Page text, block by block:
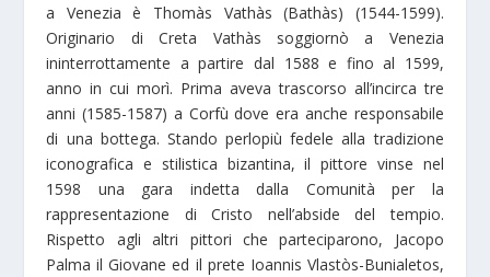
a Venezia è Thomàs Vathàs (Bathàs) (1544-1599).
Originario di Creta Vathàs soggiornò a Venezia
ininterrottamente a partire dal 1588 e fino al 1599,
anno in cui morì. Prima aveva trascorso all’incirca tre
anni (1585-1587) a Corfù dove era anche responsabile
di una bottega. Stando perlopiù fedele alla tradizione
iconografica e stilistica bizantina, il pittore vinse nel
1598 una gara indetta dalla Comunità per la
rappresentazione di Cristo nell’abside del tempio.
Rispetto agli altri pittori che parteciparono, Jacopo
Palma il Giovane ed il prete Ioannis Vlastòs-Bunialetos,